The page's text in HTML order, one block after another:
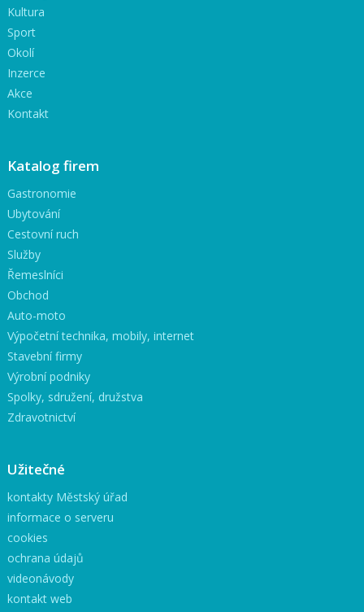
Kultura
Sport
Okolí
Inzerce
Akce
Kontakt
Katalog firem
Gastronomie
Ubytování
Cestovní ruch
Služby
Řemeslníci
Obchod
Auto-moto
Výpočetní technika, mobily, internet
Stavební firmy
Výrobní podniky
Spolky, sdružení, družstva
Zdravotnictví
Užitečné
kontakty Městský úřad
informace o serveru
cookies
ochrana údajů
videonávody
kontakt web